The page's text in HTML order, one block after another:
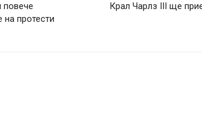
повече
протести
Крал Чарлз III ще